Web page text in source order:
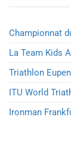
Championnat
La Team Kids A
Triathlon
ITU World
Ironman